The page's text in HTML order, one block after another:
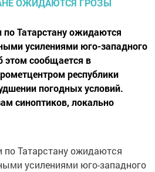
Татарстану ожидаются
усилениями юго-западного
этом сообщается в
республики
погодных условий.
синоптиков, локально
Татарстану ожидаются
усилениями юго-западного